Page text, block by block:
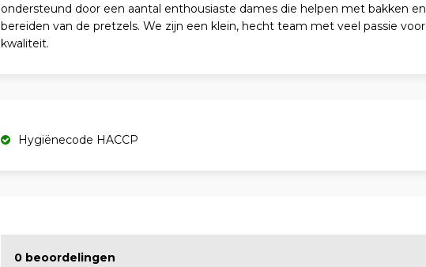
ondersteund door een aantal enthousiaste dames die helpen met bakken en
bereiden van de pretzels. We zijn een klein, hecht team met veel passie voor
kwaliteit.
Hygiënecode HACCP
0 beoordelingen